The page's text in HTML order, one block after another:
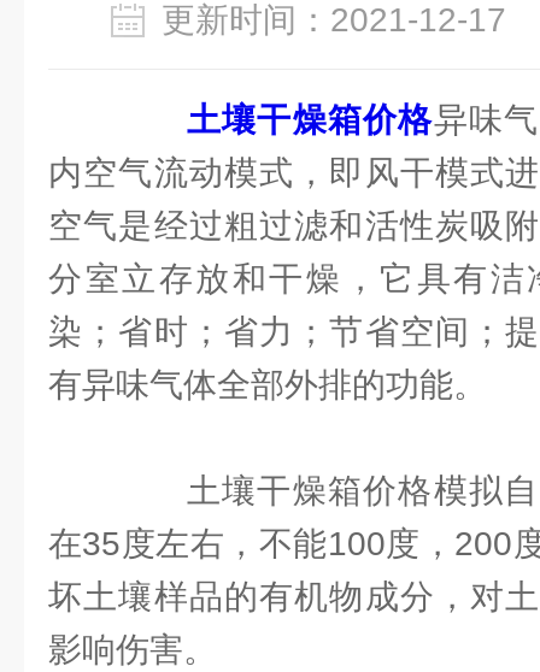
更新时间：2021-12-
土壤干燥箱价格异味
内空气流动模式，即风干模式
空气是经过粗过滤和活性炭吸
分室立存放和干燥，它具有洁
染；省时；省力；节省空间；
有异味气体全部外排的功能。
土壤干燥箱价格模拟自
在35度左右，不能100度，200
坏土壤样品的有机物成分，对
影响伤害。